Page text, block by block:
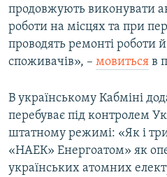
продовжують виконувати
роботи на місцях та при
проводять ремонті роботи
споживачів», – мовиться в
В українському Кабміні
перебуває під контролем
штатному режимі: «Як і
«НАЕК» Енергоатом» як
українських атомних